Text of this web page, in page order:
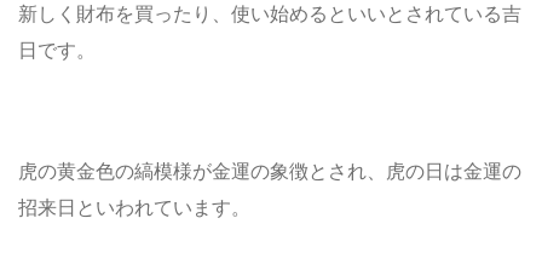
新しく財布を買ったり、使い始めるといいとされている吉
日です。
虎の黄金色の縞模様が金運の象徴とされ、虎の日は金運の
招来日といわれています。